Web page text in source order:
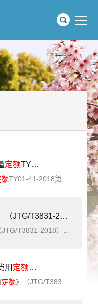
定额TY01-41-2018第六册：电气工程》【全文附高清无水印PDF+Word版下载】
额TY01-41-2018第六册：电气工程》【全文附高清无水印PDF+可编辑Word版下载】标准简介：《房屋修缮工程消耗量
JTG/T3831-2018）【上下册全】【全文附高清无水印PDF版下载】
）【上下册全】【全文附高清无水印PDF版下载】标准简介：《公路工程概算
用 定额》（JTG/T3833-
定额》（JTG/T3833-2018）【全文附高清无水印PDF+可编辑Word版下载】标准简介：本